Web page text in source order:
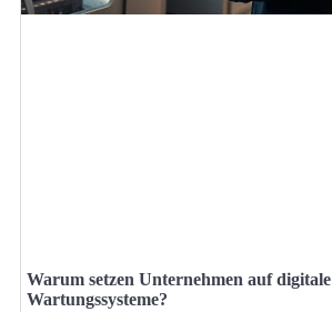
Warum setzen Unternehmen auf digitale
Wartungssysteme?